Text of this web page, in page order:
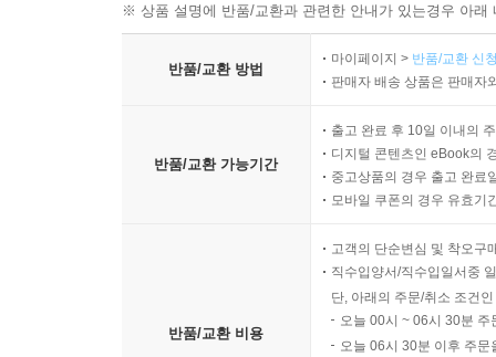
※ 상품 설명에 반품/교환과 관련한 안내가 있는경우 아
반품/교환 방법
마이페이지 > 반품/교환 신
판매자 배송 상품은 판매자
반품/교환 가능기간
출고 완료 후 10일 이내의
디지털 콘텐츠인 eBook의
중고상품의 경우 출고 완료
모바일 쿠폰의 경우 유효기
반품/교환 비용
고객의 단순변심 및 착오구
직수입양서/직수입일서중
단, 아래의 주문/취소 조건
오늘 00시 ~ 06시 30분
오늘 06시 30분 이후 주